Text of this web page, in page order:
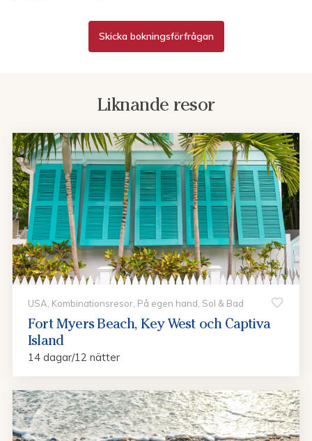
Skicka bokningsförfrågan
Liknande resor
USA, Kombinationsresor, På egen hand, Sol & Bad
Fort Myers Beach, Key West och Captiva
Island
14 dagar/12 nätter